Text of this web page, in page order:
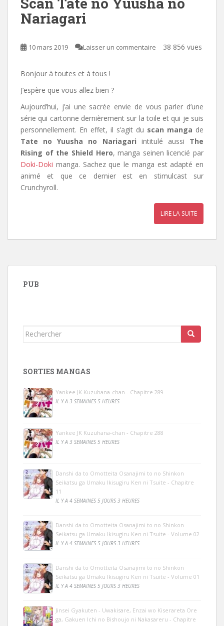
Nariagari
10 mars 2019 Laisser un commentaire 38 856 vues
Bonjour à toutes et à tous !
J’espère que vous allez bien ?
Aujourd’hui, j’ai une sacrée envie de vous parler d’une
série qui cartonne dernièrement sur la toile et qui je suis
personnellement. En effet, il s’agit du scan manga de
Tate no Yuusha no Nariagari intitulé aussi The
Rising of the Shield Hero, manga seinen licencié par
Doki-Doki manga. Sachez que le manga est adapté en
animé et que ce dernier est en stimulcast sur
Crunchyroll.
LIRE LA SUITE
PUB
Rechercher...
SORTIES MANGAS
Yankee JK Kuzuhana-chan - Chapitre 289
IL Y A 3 SEMAINES 5 HEURES
Yankee JK Kuzuhana-chan - Chapitre 288
IL Y A 3 SEMAINES 5 HEURES
Danshi da to Omotteita Osanajimi to no Shinkon
Seikatsu ga Umaku Ikisugiru Ken ni Tsuite - Chapitre
11
IL Y A 4 SEMAINES 5 JOURS 3 HEURES
Danshi da to Omotteita Osanajimi to no Shinkon
Seikatsu ga Umaku Ikisugiru Ken ni Tsuite - Volume 02
IL Y A 4 SEMAINES 5 JOURS 3 HEURES
Danshi da to Omotteita Osanajimi to no Shinkon
Seikatsu ga Umaku Ikisugiru Ken ni Tsuite - Volume 01
IL Y A 4 SEMAINES 5 JOURS 3 HEURES
Jinsei Gyakuten - Uwakisare, Enzai wo Kiserareta Ore
ga, Gakuen Ichi no Bishoujo ni Nakasareru - Chapitre